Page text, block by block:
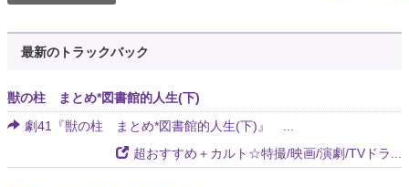
最新のトラックバック
獣の柱 まとめ*図書館的人生(下)
劇41『獣の柱 まとめ*図書館的人生(下)』 ...
超おすすめ＋カルト☆特撮/映画/演劇/TVドラ...